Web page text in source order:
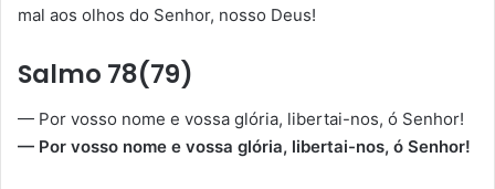
mal aos olhos do Senhor, nosso Deus!
Salmo 78(79)
— Por vosso nome e vossa glória, libertai-nos, ó Senhor!
— Por vosso nome e vossa glória, libertai-nos, ó Senhor!